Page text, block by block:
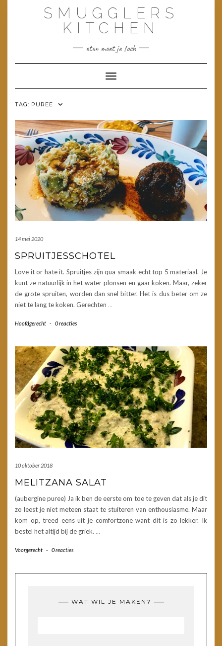
SMUGGLERS
KITCHEN
eten moet je toch
Toggle navigatie
TAG: PUREE
14 mei 2020
SPRUITJESSCHOTEL
Love it or hate it. Spruitjes zijn qua smaak echt top 5 materiaal. Je
kunt ze natuurlijk in het water plonsen en gaar koken. Maar, zeker
de grote spruiten, worden dan snel bitter. Het is dus beter om ze
niet te lang te koken. Gerechten …
Hoofdgerecht - 0 reacties
10 oktober 2018
MELITZANA SALAT
(aubergine puree) Ja ik ben de eerste om toe te geven dat als je dit
zo leest je niet meteen staat te stuiteren van enthousiasme. Maar
kom op, treed eens uit je comfortzone want dit is zo lekker. Ik
bestel het altijd bij de griek. …
Voorgerecht - 0 reacties
WAT WIL JE MAKEN?